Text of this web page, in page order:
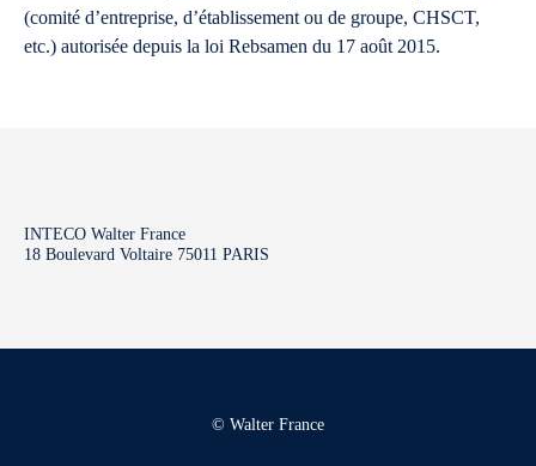
(comité d’entreprise, d’établissement ou de groupe, CHSCT,
etc.) autorisée depuis la loi Rebsamen du 17 août 2015.
INTECO Walter France
18 Boulevard Voltaire 75011 PARIS
© Walter France